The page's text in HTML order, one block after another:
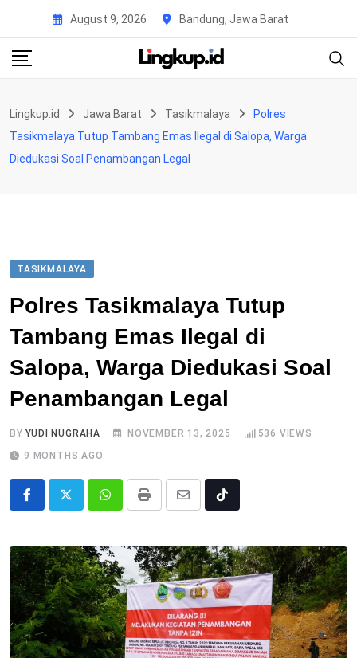
content
August 9, 2026 Bandung, Jawa Barat
Lingkup.id Jawa Barat Tasikmalaya
Polres
Tasikmalaya Tutup Tambang Emas Ilegal di Salopa, Warga
Diedukasi Soal Penambangan Legal
TASIKMALAYA
Polres Tasikmalaya Tutup
Tambang Emas Ilegal di
Salopa, Warga Diedukasi Soal
Penambangan Legal
BYYUDI NUGRAHA NOVEMBER 13, 2025 536 VIEWS
9 MONTHS AGO
Whatsapp
Print
Share
Email
Tiktok